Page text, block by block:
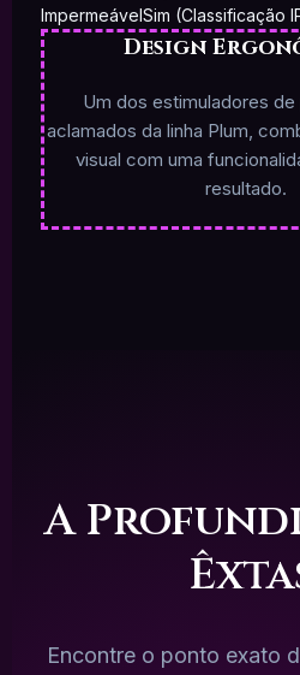
ImpermeávelSim (Classificação
Design
Um dos estimuladores de
aclamados da linha Plum,
visual com uma
resultado.
A
Encontre o ponto exato